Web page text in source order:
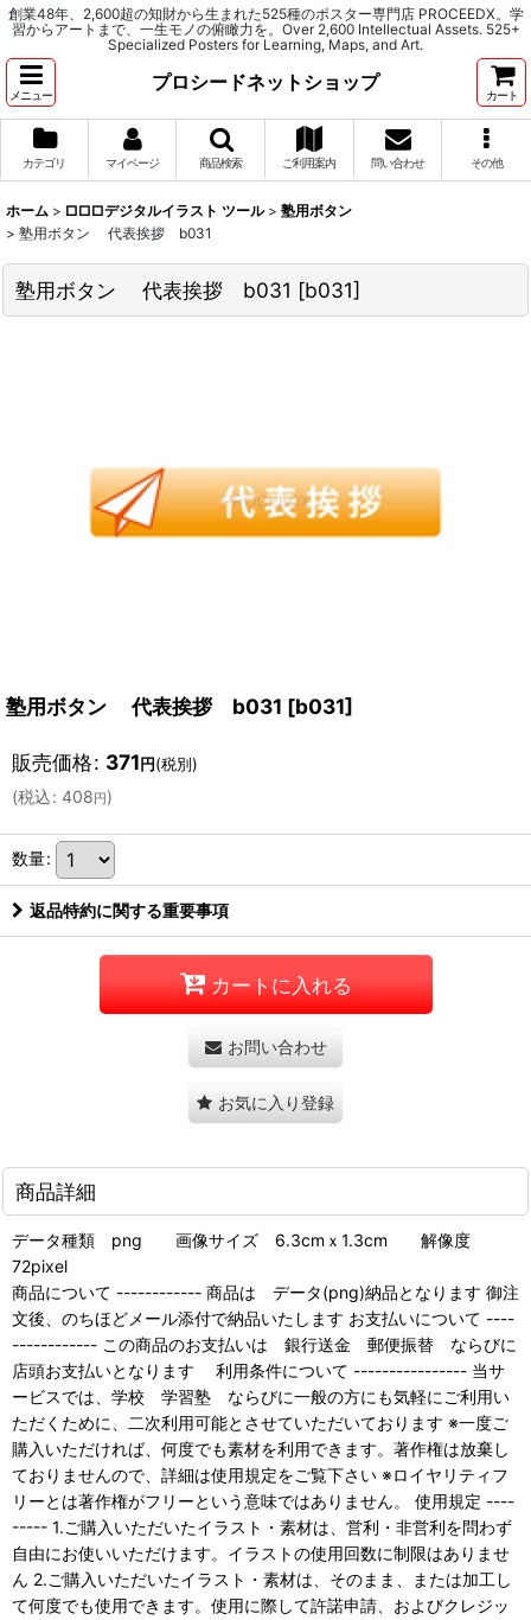
創業48年、2,600超の知財から生まれた525種のポスター専門店 PROCEEDX。学
習からアートまで、一生モノの俯瞰力を。Over 2,600 Intellectual Assets. 525+
Specialized Posters for Learning, Maps, and Art.
メニュー
プロシードネットショップ
カート
カテゴリ マイページ 商品検索 ご利用案内 問い合わせ その他
ホーム > □□□デジタルイラスト ツール > 塾用ボタン
> 塾用ボタン 代表挨拶 b031
塾用ボタン 代表挨拶 b031 [b031]
塾用ボタン 代表挨拶 b031 [b031]
販売価格: 371円(税別)
(税込: 408円)
数量:
返品特約に関する重要事項
カートに入れる
お問い合わせ
お気に入り登録
商品詳細
データ種類 png 画像サイズ 6.3cmｘ1.3cm 解像度
72pixel
商品について ------------ 商品は データ(png)納品となります 御注
文後、のちほどメール添付で納品いたします お支払いについて ----
------------ この商品のお支払いは 銀行送金 郵便振替 ならびに
店頭お支払いとなります 利用条件について ---------------- 当サ
ービスでは、学校 学習塾 ならびに一般の方にも気軽にご利用い
ただくために、二次利用可能とさせていただいております ※一度ご
購入いただければ、何度でも素材を利用できます。著作権は放棄し
ておりませんので、詳細は使用規定をご覧下さい ※ロイヤリティフ
リーとは著作権がフリーという意味ではありません。 使用規定 ----
----- 1.ご購入いただいたイラスト・素材は、営利・非営利を問わず
自由にお使いいただけます。イラストの使用回数に制限はありませ
ん 2.ご購入いただいたイラスト・素材は、そのまま、または加工し
て何度でも使用できます。使用に際して許諾申請、およびクレジッ